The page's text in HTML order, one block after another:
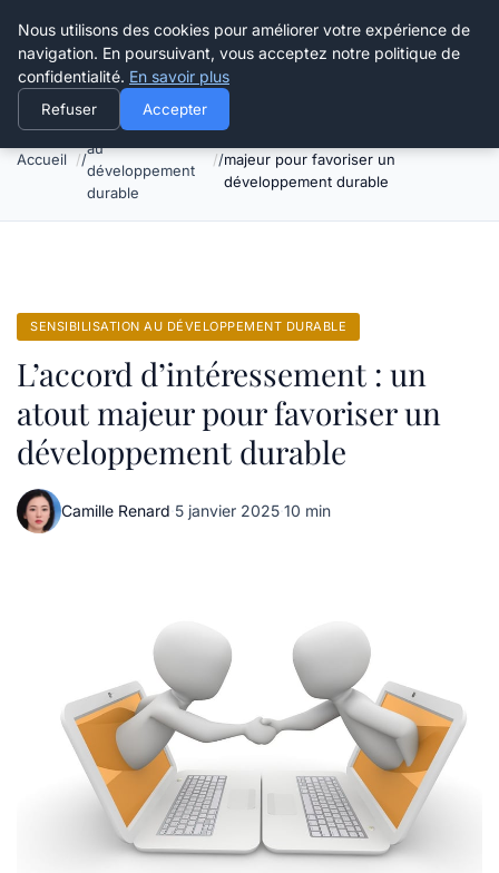
Happy Calyx Farmer
Accueil
Sensibilisation
au
développement
durable
majeur pour favoriser un
développement durable
SENSIBILISATION AU DÉVELOPPEMENT DURABLE
L’accord d’intéressement : un
atout majeur pour favoriser un
développement durable
Camille Renard·5 janvier 2025·10 min
Nous utilisons des cookies pour améliorer votre expérience de
navigation. En poursuivant, vous acceptez notre politique de
confidentialité. En savoir plus
Refuser Accepter